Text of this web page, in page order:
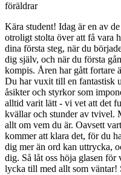
föräldrar
Kära student! Idag är en av
otroligt stolta över att få vara
dina första steg, när du
dig själv, och när du första
kompis. Åren har gått fortare
Du har vuxit till en fantastisk
åsikter och styrkor som
alltid varit lätt - vi vet att det
kvällar och stunder av tvivel.
allt om vem du är. Oavsett
kommer att klara det, för du
dig mer än ord kan uttrycka,
dig. Så låt oss höja glasen för
lycka till med allt som väntar!